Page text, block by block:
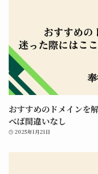
おすすめのドメインを
べば間違いなし
2025年1月21日